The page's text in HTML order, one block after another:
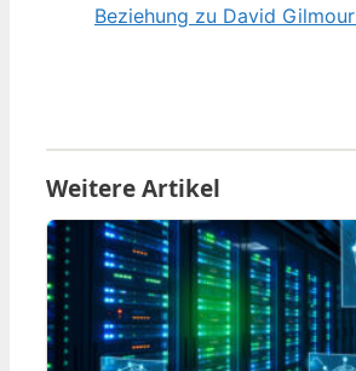
Beziehung zu David
Weitere Artikel